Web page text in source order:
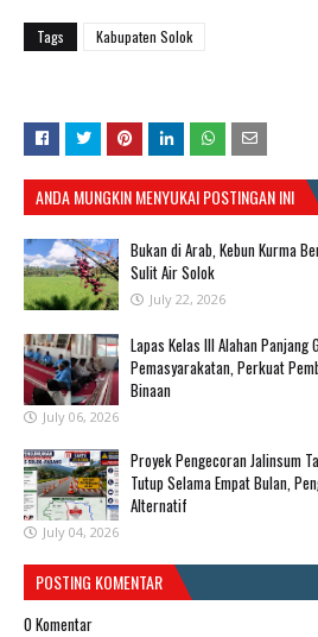
Tags Kabupaten Solok
ANDA MUNGKIN MENYUKAI POSTINGAN INI
Bukan di Arab, Kebun Kurma
Sulit Air Solok
July 22, 2026
Lapas Kelas III Alahan
Pemasyarakatan, Perkuat
Binaan
July 06, 2026
Proyek Pengecoran Jalinsum
Tutup Selama Empat Bulan,
Alternatif
July 04, 2026
POSTING KOMENTAR
0 Komentar